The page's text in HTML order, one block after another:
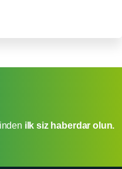
ilk siz haberdar olun.